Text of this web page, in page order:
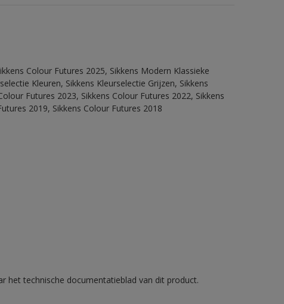
Colour Futures 2025, Sikkens Modern Klassieke
Kleuren, Sikkens Kleurselectie Grijzen, Sikkens
Futures 2023, Sikkens Colour Futures 2022, Sikkens
2019, Sikkens Colour Futures 2018
het technische documentatieblad van dit product.